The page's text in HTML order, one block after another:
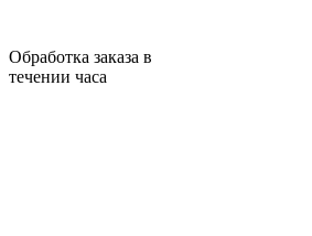
Обработка заказа в
течении часа